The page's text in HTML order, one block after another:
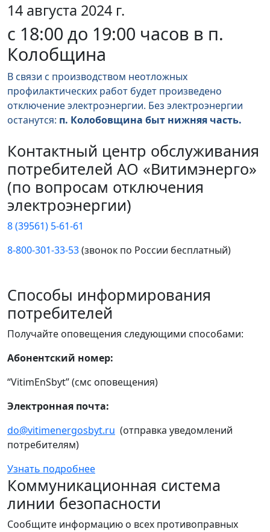
14 августа 2024 г.
с 18:00 до 19:00 часов в п.
Колобщина
В связи с производством неотложных
профилактических работ будет произведено
отключение электроэнергии. Без электроэнергии
останутся: п. Колобовщина быт нижняя часть.
Контактный центр обслуживания
потребителей АО «Витимэнерго»
(по вопросам отключения
электроэнергии)
8 (39561) 5-61-61
8-800-301-33-53(звонок по России бесплатный)
Способы информирования
потребителей
Получайте оповещения следующими способами:
Абонентский номер:
“VitimEnSbyt” (смс оповещения)
Электронная почта:
do@vitimenergosbyt.ru (отправка уведомлений
потребителям)
Узнать подробнее
Коммуникационная система
линии безопасности
Сообщите информацию о всех противоправных